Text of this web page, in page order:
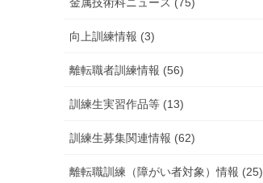
向上訓練情報 (3)
離転職者訓練情報 (56)
訓練生実習作品等 (13)
訓練生募集関連情報 (62)
離転職訓練（障がい者対象）情報 (25)